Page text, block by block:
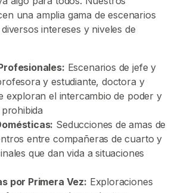
una amplia gama de escenarios
intereses y niveles de
Escenarios de jefe y
y estudiante, doctora y
exploran el intercambio de poder y
Seducciones de amas de
entre compañeras de cuarto y
que dan vida a situaciones
por Primera Vez: Exploraciones